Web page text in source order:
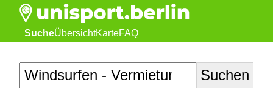
SucheÜbersichtKarteFAQ